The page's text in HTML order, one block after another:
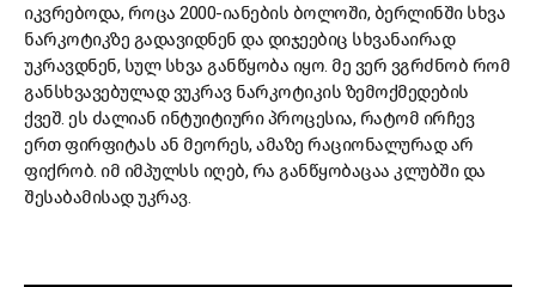
იკვრებოდა, როცა 2000-იანების ბოლოში, ბერლინში სხვა
ნარკოტიკზე გადავიდნენ და დიჯეებიც სხვანაირად
უკრავდნენ, სულ სხვა განწყობა იყო. მე ვერ ვგრძნობ რომ
განსხვავებულად ვუკრავ ნარკოტიკის ზემოქმედების
ქვეშ. ეს ძალიან ინტუიტიური პროცესია, რატომ ირჩევ
ერთ ფირფიტას ან მეორეს, ამაზე რაციონალურად არ
ფიქრობ. იმ იმპულსს იღებ, რა განწყობაცაა კლუბში და
შესაბამისად უკრავ.